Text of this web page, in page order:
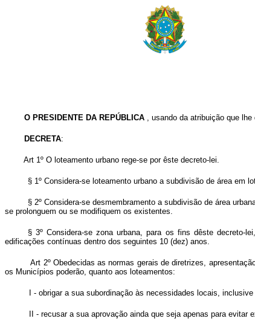
O PRESIDENTE DA REPÚBLICA , usando da atribuição que
DECRETA:
Art 1º O loteamento urbano rege-se por êste decreto-lei.
§ 1º Considera-se loteamento urbano a subdivisão de área em
§ 2º Considera-se desmembramento a subdivisão de área
se prolonguem ou se modifiquem os existentes.
§ 3º Considera-se zona urbana, para os fins dêste
edificações contínuas dentro dos seguintes 10 (dez) anos.
Art 2º Obedecidas as normas gerais de diretrizes,
os Municípios poderão, quanto aos loteamentos:
I - obrigar a sua subordinação às necessidades locais,
II - recusar a sua aprovação ainda que seja apenas para